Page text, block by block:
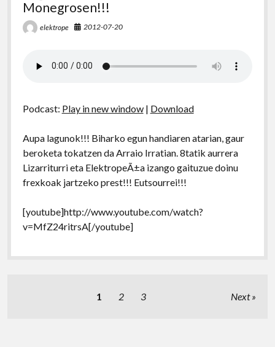
Monegrosen!!!
elektrope 2012-07-20
Podcast: Play in new window| Download
Aupa lagunok!!! Biharko egun handiaren atarian, gaur
beroketa tokatzen da Arraio Irratian. 8tatik aurrera
Lizarriturri eta ElektropeÃ±a izango gaituzue doinu
frexkoak jartzeko prest!!! Eutsourrei!!!
[youtube]http://www.youtube.com/watch?
v=MfZ24ritrsA[/youtube]
1 2 3 Next